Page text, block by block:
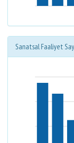
Sanatsal Faaliyet